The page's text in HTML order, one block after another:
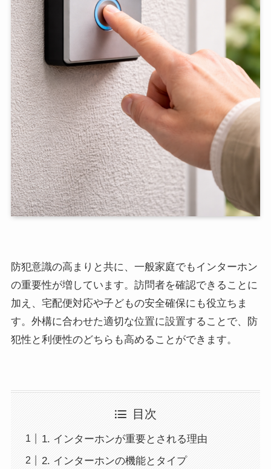
防犯意識の高まりと共に、一般家庭でもインターホン
の重要性が増しています。訪問者を確認できることに
加え、宅配便対応や子どもの安全確保にも役立ちま
す。外構に合わせた適切な位置に設置することで、防
犯性と利便性のどちらも高めることができます。
目次
1. インターホンが重要とされる理由
2. インターホンの機能とタイプ